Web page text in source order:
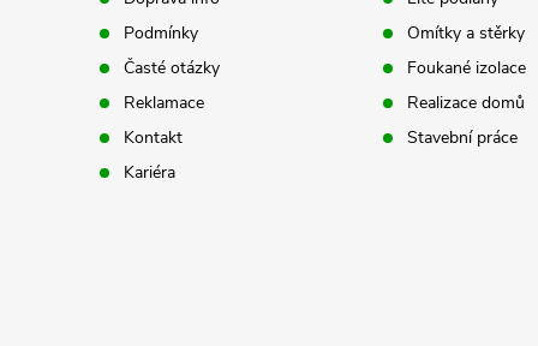
Podmínky
Časté otázky
Reklamace
Kontakt
Kariéra
Omítky a stěrky
Foukané izolace
Realizace domů
Stavební práce